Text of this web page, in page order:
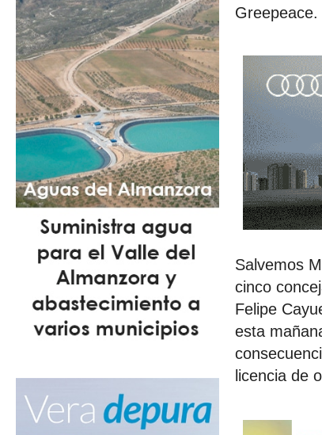
Greepeace.
Salvemos
cinco
Felipe
esta
licencia de